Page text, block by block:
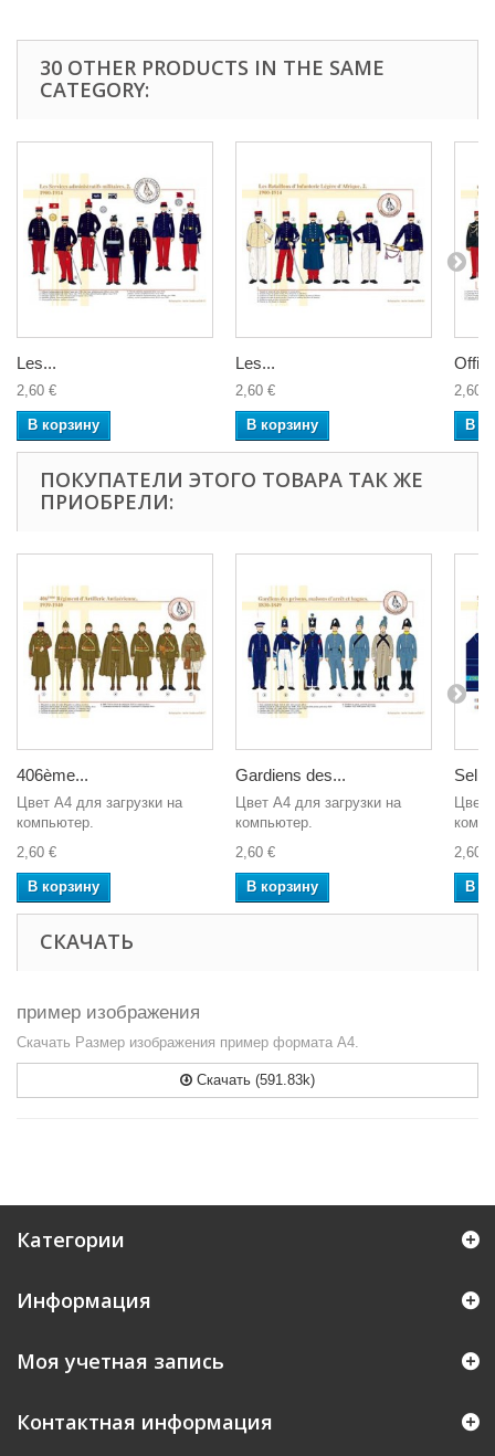
30 OTHER PRODUCTS IN THE SAME
CATEGORY:
Les...
2,60 €
В корзину
Les...
2,60 €
В корзину
2,60 €
В
ПОКУПАТЕЛИ ЭТОГО ТОВАРА ТАК ЖЕ
ПРИОБРЕЛИ:
406ème...
Цвет A4 для загрузки на
компьютер.
2,60 €
В корзину
Gardiens des...
Цвет A4 для загрузки на
компьютер.
2,60 €
В корзину
Цвет
2,60 €
В
СКАЧАТЬ
пример изображения
Скачать Размер изображения пример формата А4.
Скачать (591.83k)
Категории
Информация
Моя учетная запись
Контактная информация